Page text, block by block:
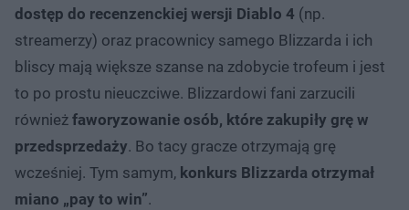
dostęp do recenzenckiej wersji Diablo 4 (np.
streamerzy) oraz pracownicy samego Blizzarda i ich
bliscy mają większe szanse na zdobycie trofeum i jest
to po prostu nieuczciwe. Blizzardowi fani zarzucili
również faworyzowanie osób, które zakupiły grę w
przedsprzedaży. Bo tacy gracze otrzymają grę
wcześniej. Tym samym, konkurs Blizzarda otrzymał
miano „pay to win”.